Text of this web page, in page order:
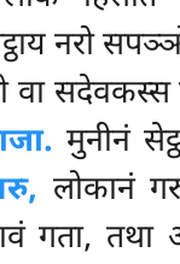
नरो
वा सदेवकस्स
मुनीनं
लोकानं
गता, तथा